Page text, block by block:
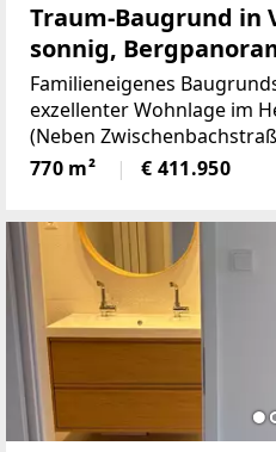
Traum-Baugrund in
sonnig,
Infrastruktur!
Familieneigenes
exzellenter Wohnlage im
(Neben
Grundstücksnummer129/
Zone 5 - Wohngebiet und
770 m² € 411.950